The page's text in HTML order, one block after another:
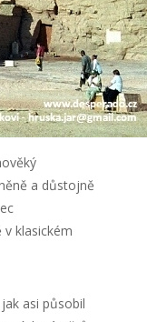
a důstojně
klasickém
asi působil